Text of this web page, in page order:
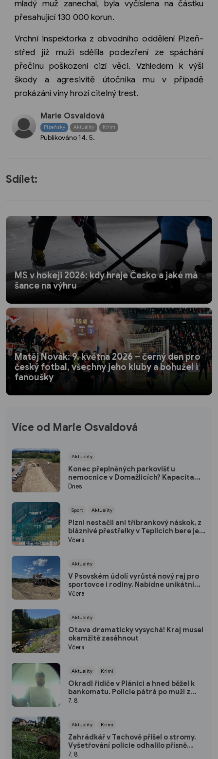
mladý muž zanechal, byla vyčíslena na částku
přesahující 130 000 korun.
Vrchní inspektorka z obvodního oddělení Plzeň-
střed již muži sdělila podezření ze spáchání
přečinu poškození cizí věci. Vzhledem k výši
škody a agresivitě útočníka mu v případě
prokázání viny hrozí citelný trest.
Marie Osvaldová
Plzeňský Aktuality Krimi
Publikováno 14. 5.
Sdílet:
MS v hokeji 2026: kdy hraje Česko a jaké má
šance na výhru
Matěj Novák: 9. května 2026 – černý den pro
český fotbal, všechny jeho kluby a bohužel i
fanoušky
Více od Marie Osvaldová
Aktuality
Konec přeplněných parkovišť u
nemocnice v Domažlicích? Kapacita
vzroste o polovinu
Dnes
Sport Aktuality
Plzni nestačil ani tříbrankový náskok, z
bláznivé přestřelky v Teplicích bere jen
bod
Včera
Aktuality
V Psovském údolí vyrůstá nový raj pro
sportovce i rodiny. Nabídne unikátní
pumptrack i šestimetrovou vyhlídku
Včera
Aktuality
Otava dramaticky vysychá! Kraj musel
okamžitě zasáhnout
Včera
Aktuality Krimi
Okradl řidiče v Plánici a hned běžel k
bankomatu. Policie pátrá po muži z
kamerových záznamů
7. 8.
Aktuality Krimi
Zahrádkář v Tachově přišel o stromy.
Vyšetřování policie odhalilo přísně
chráněného viníka
7. 8.